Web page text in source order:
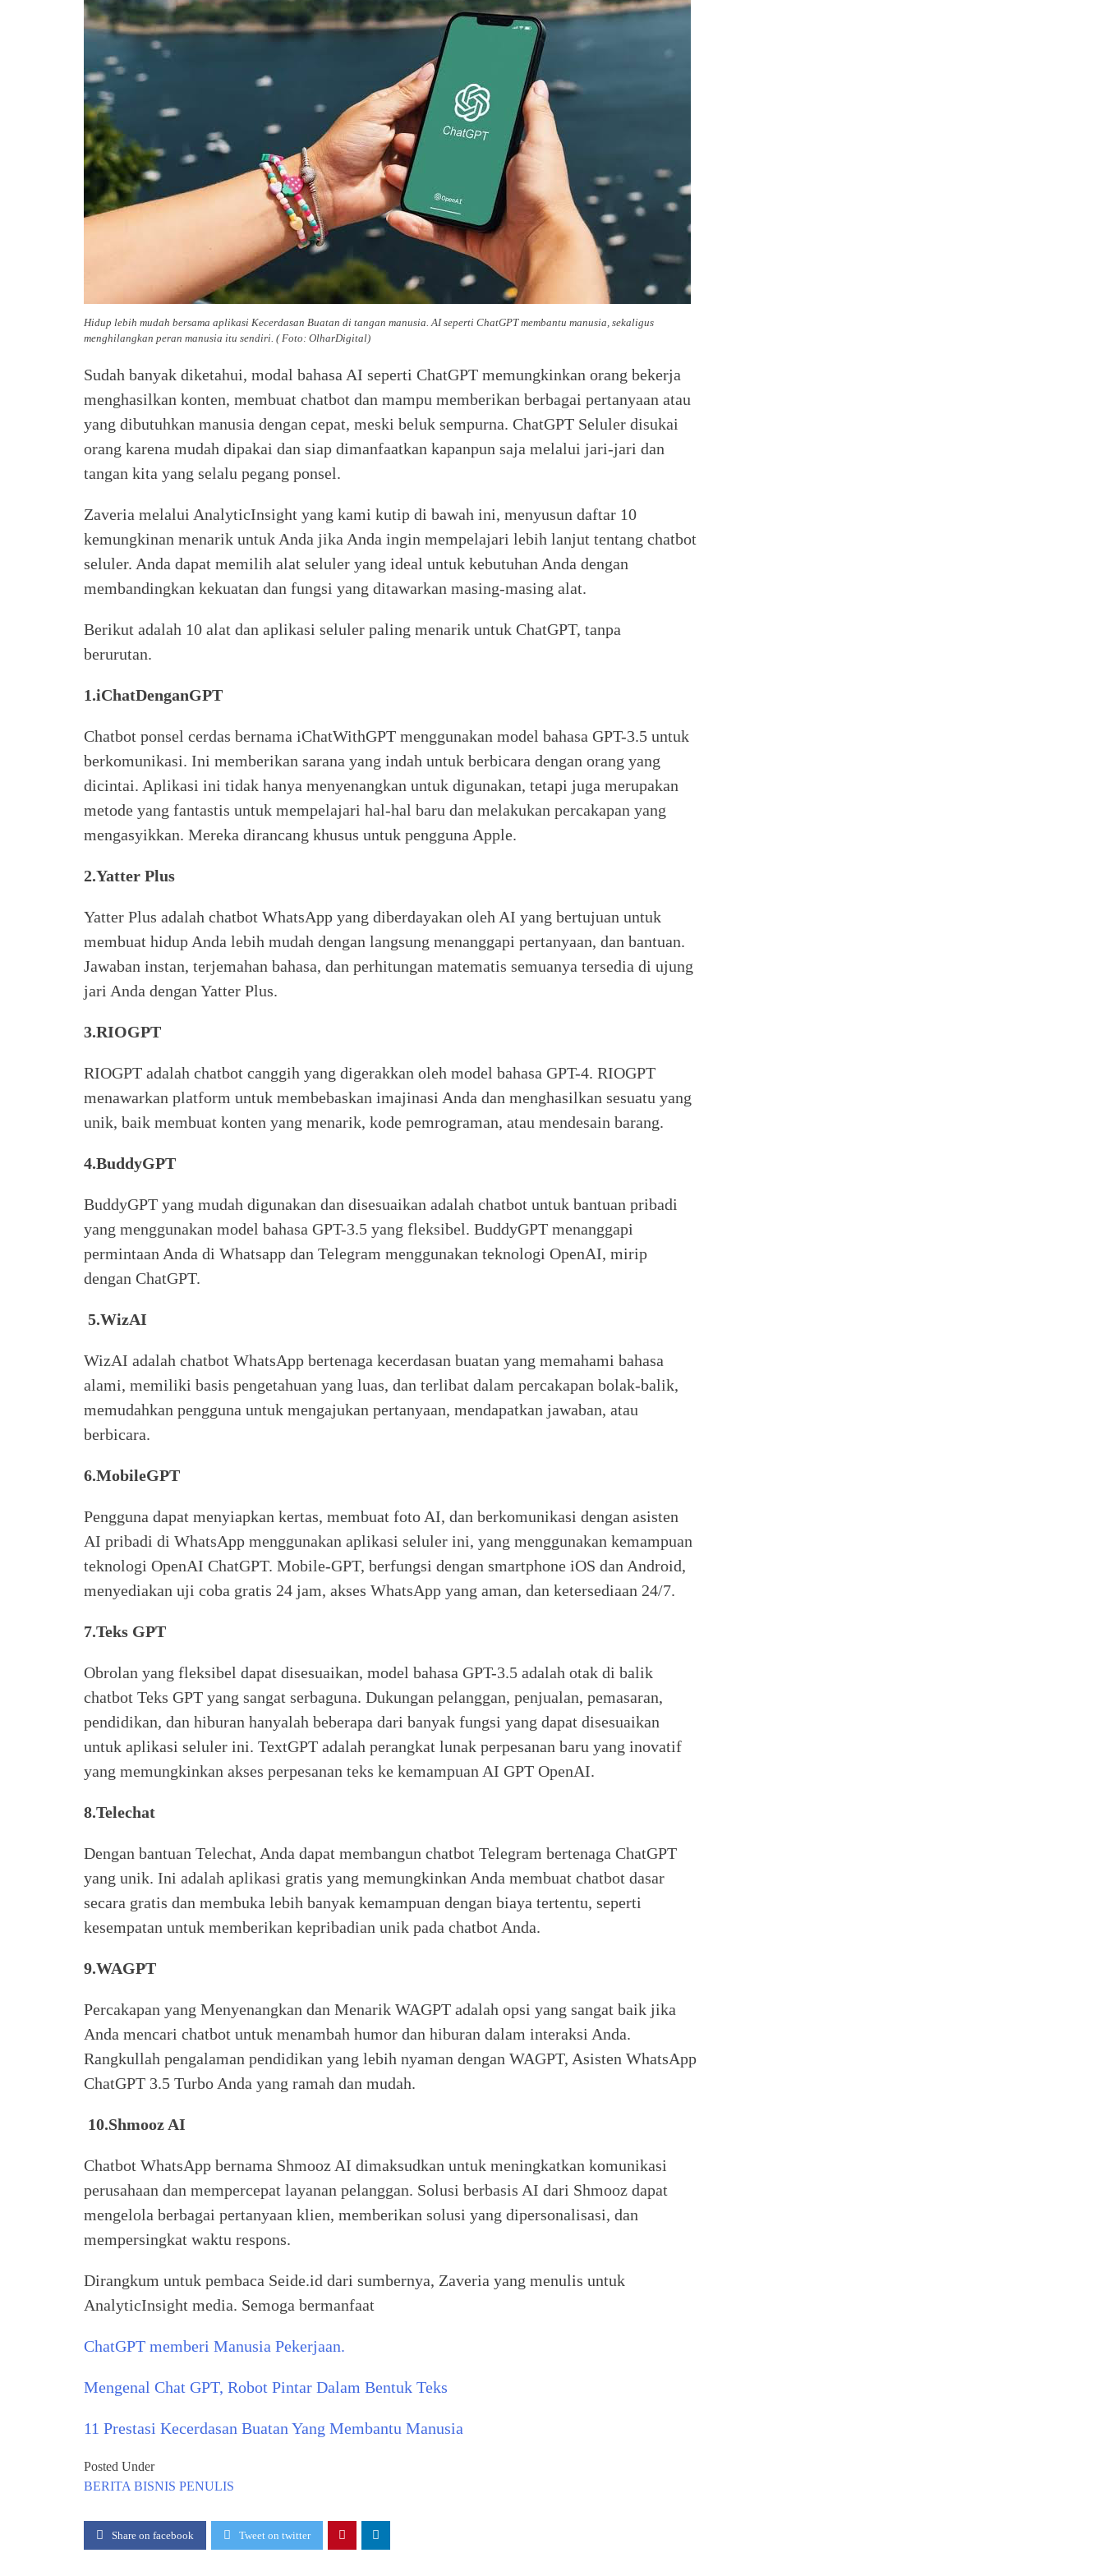
Hidup lebih mudah bersama aplikasi Kecerdasan Buatan di tangan manusia. AI seperti ChatGPT membantu manusia, sekaligus
menghilangkan peran manusia itu sendiri. ( Foto: OlharDigital)
Sudah banyak diketahui, modal bahasa AI seperti ChatGPT memungkinkan orang bekerja
menghasilkan konten, membuat chatbot dan mampu memberikan berbagai pertanyaan atau
yang dibutuhkan manusia dengan cepat, meski beluk sempurna. ChatGPT Seluler disukai
orang karena mudah dipakai dan siap dimanfaatkan kapanpun saja melalui jari-jari dan
tangan kita yang selalu pegang ponsel.
Zaveria melalui AnalyticInsight yang kami kutip di bawah ini, menyusun daftar 10
kemungkinan menarik untuk Anda jika Anda ingin mempelajari lebih lanjut tentang chatbot
seluler. Anda dapat memilih alat seluler yang ideal untuk kebutuhan Anda dengan
membandingkan kekuatan dan fungsi yang ditawarkan masing-masing alat.
Berikut adalah 10 alat dan aplikasi seluler paling menarik untuk ChatGPT, tanpa
berurutan.
1.iChatDenganGPT
Chatbot ponsel cerdas bernama iChatWithGPT menggunakan model bahasa GPT-3.5 untuk
berkomunikasi. Ini memberikan sarana yang indah untuk berbicara dengan orang yang
dicintai. Aplikasi ini tidak hanya menyenangkan untuk digunakan, tetapi juga merupakan
metode yang fantastis untuk mempelajari hal-hal baru dan melakukan percakapan yang
mengasyikkan. Mereka dirancang khusus untuk pengguna Apple.
2.Yatter Plus
Yatter Plus adalah chatbot WhatsApp yang diberdayakan oleh AI yang bertujuan untuk
membuat hidup Anda lebih mudah dengan langsung menanggapi pertanyaan, dan bantuan.
Jawaban instan, terjemahan bahasa, dan perhitungan matematis semuanya tersedia di ujung
jari Anda dengan Yatter Plus.
3.RIOGPT
RIOGPT adalah chatbot canggih yang digerakkan oleh model bahasa GPT-4. RIOGPT
menawarkan platform untuk membebaskan imajinasi Anda dan menghasilkan sesuatu yang
unik, baik membuat konten yang menarik, kode pemrograman, atau mendesain barang.
4.BuddyGPT
BuddyGPT yang mudah digunakan dan disesuaikan adalah chatbot untuk bantuan pribadi
yang menggunakan model bahasa GPT-3.5 yang fleksibel. BuddyGPT menanggapi
permintaan Anda di Whatsapp dan Telegram menggunakan teknologi OpenAI, mirip
dengan ChatGPT.
5.WizAI
WizAI adalah chatbot WhatsApp bertenaga kecerdasan buatan yang memahami bahasa
alami, memiliki basis pengetahuan yang luas, dan terlibat dalam percakapan bolak-balik,
memudahkan pengguna untuk mengajukan pertanyaan, mendapatkan jawaban, atau
berbicara.
6.MobileGPT
Pengguna dapat menyiapkan kertas, membuat foto AI, dan berkomunikasi dengan asisten
AI pribadi di WhatsApp menggunakan aplikasi seluler ini, yang menggunakan kemampuan
teknologi OpenAI ChatGPT. Mobile-GPT, berfungsi dengan smartphone iOS dan Android,
menyediakan uji coba gratis 24 jam, akses WhatsApp yang aman, dan ketersediaan 24/7.
7.Teks GPT
Obrolan yang fleksibel dapat disesuaikan, model bahasa GPT-3.5 adalah otak di balik
chatbot Teks GPT yang sangat serbaguna. Dukungan pelanggan, penjualan, pemasaran,
pendidikan, dan hiburan hanyalah beberapa dari banyak fungsi yang dapat disesuaikan
untuk aplikasi seluler ini. TextGPT adalah perangkat lunak perpesanan baru yang inovatif
yang memungkinkan akses perpesanan teks ke kemampuan AI GPT OpenAI.
8.Telechat
Dengan bantuan Telechat, Anda dapat membangun chatbot Telegram bertenaga ChatGPT
yang unik. Ini adalah aplikasi gratis yang memungkinkan Anda membuat chatbot dasar
secara gratis dan membuka lebih banyak kemampuan dengan biaya tertentu, seperti
kesempatan untuk memberikan kepribadian unik pada chatbot Anda.
9.WAGPT
Percakapan yang Menyenangkan dan Menarik WAGPT adalah opsi yang sangat baik jika
Anda mencari chatbot untuk menambah humor dan hiburan dalam interaksi Anda.
Rangkullah pengalaman pendidikan yang lebih nyaman dengan WAGPT, Asisten WhatsApp
ChatGPT 3.5 Turbo Anda yang ramah dan mudah.
10.Shmooz AI
Chatbot WhatsApp bernama Shmooz AI dimaksudkan untuk meningkatkan komunikasi
perusahaan dan mempercepat layanan pelanggan. Solusi berbasis AI dari Shmooz dapat
mengelola berbagai pertanyaan klien, memberikan solusi yang dipersonalisasi, dan
mempersingkat waktu respons.
Dirangkum untuk pembaca Seide.id dari sumbernya, Zaveria yang menulis untuk
AnalyticInsight media. Semoga bermanfaat
ChatGPT memberi Manusia Pekerjaan.
Mengenal Chat GPT, Robot Pintar Dalam Bentuk Teks
11 Prestasi Kecerdasan Buatan Yang Membantu Manusia
Posted Under
BERITA BISNIS PENULIS
Share on facebook Tweet on twitter